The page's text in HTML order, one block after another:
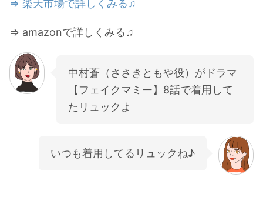
⇒ 楽天市場で詳しくみる♫
⇒ amazonで詳しくみる♫
中村蒼（ささきともや役）がドラマ
【フェイクマミー】8話で着用して
たリュックよ
いつも着用してるリュックね♪